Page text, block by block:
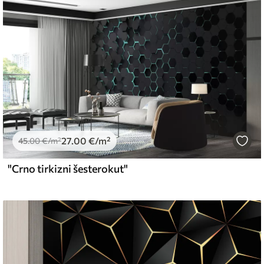
.6734.00€ /m²
and Stick
49.00€/m²
45.00€/m²27.00 €/m²
"Crno tirkizni šesterokut"